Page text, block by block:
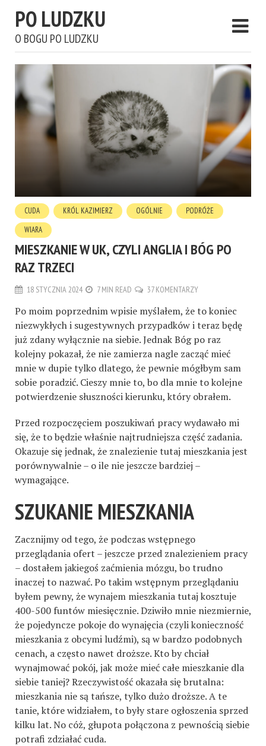
PO LUDZKU
O BOGU PO LUDZKU
CUDA KRÓL KAZIMIERZ OGÓLNIE
PODRÓŻE
WIARA
MIESZKANIE W UK, CZYLI ANGLIA I BÓG PO
RAZ TRZECI
18 STYCZNIA 2024 7 MIN READ 37 KOMENTARZY
Po moim poprzednim wpisie myślałem, że to koniec
niezwykłych i sugestywnych przypadków i teraz będę
już zdany wyłącznie na siebie. Jednak Bóg po raz
kolejny pokazał, że nie zamierza nagle zacząć mieć
mnie w dupie tylko dlatego, że pewnie mógłbym sam
sobie poradzić. Cieszy mnie to, bo dla mnie to kolejne
potwierdzenie słuszności kierunku, który obrałem.
Przed rozpoczęciem poszukiwań pracy wydawało mi
się, że to będzie właśnie najtrudniejsza część zadania.
Okazuje się jednak, że znalezienie tutaj mieszkania jest
porównywalnie – o ile nie jeszcze bardziej –
wymagające.
SZUKANIE MIESZKANIA
Zacznijmy od tego, że podczas wstępnego
przeglądania ofert – jeszcze przed znalezieniem pracy
– dostałem jakiegoś zaćmienia mózgu, bo trudno
inaczej to nazwać. Po takim wstępnym przeglądaniu
byłem pewny, że wynajem mieszkania tutaj kosztuje
400-500 funtów miesięcznie. Dziwiło mnie niezmiernie,
że pojedyncze pokoje do wynajęcia (czyli konieczność
mieszkania z obcymi ludźmi), są w bardzo podobnych
cenach, a często nawet droższe. Kto by chciał
wynajmować pokój, jak może mieć całe mieszkanie dla
siebie taniej? Rzeczywistość okazała się brutalna:
mieszkania nie są tańsze, tylko dużo droższe. A te
tanie, które widziałem, to były stare ogłoszenia sprzed
kilku lat. No cóż, głupota połączona z pewnością siebie
potrafi zdziałać cuda.